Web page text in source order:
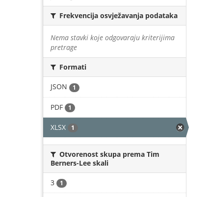
Frekvencija osvježavanja podataka
Nema stavki koje odgovaraju kriterijima
pretrage
Formati
JSON 1
PDF 1
XLSX 1
Otvorenost skupa prema Tim
Berners-Lee skali
3 1